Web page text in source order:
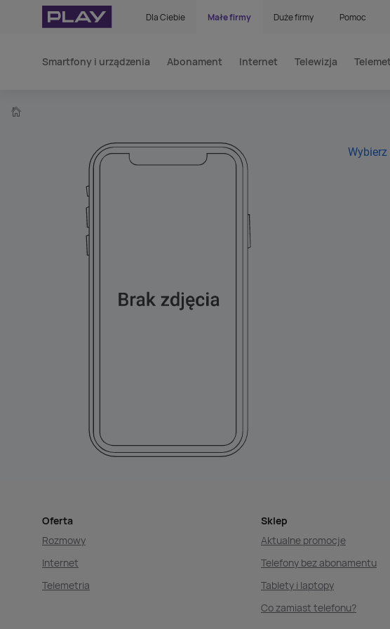
Dla Ciebie Małe firmy Duże firmy Pomoc
Smartfony i urządzenia Abonament Internet Telewizja
Oferta
Rozmowy
Internet
Telemetria
Sklep
Aktualne promocje
Telefony bez abonamentu
Tablety i laptopy
Co zamiast telefonu?